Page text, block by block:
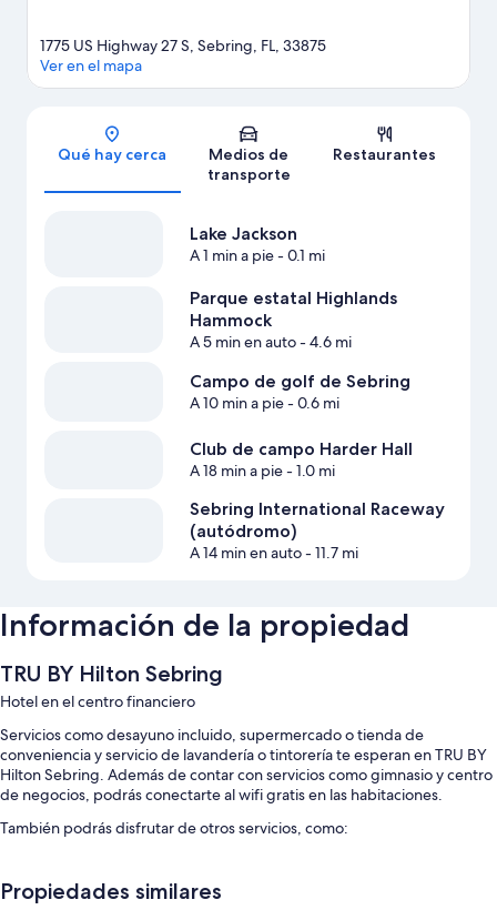
Sección del mapa
1775 US Highway 27 S, Sebring, FL, 33875
Ver en el mapa
Qué hay cerca
Medios de
transporte
Restaurantes
Lake Jackson
A 1 min a pie- 0.1 mi
Parque estatal Highlands
Hammock
A 5 min en auto- 4.6 mi
Campo de golf de Sebring
A 10 min a pie- 0.6 mi
Club de campo Harder Hall
A 18 min a pie- 1.0 mi
Sebring International Raceway
(autódromo)
A 14 min en auto- 11.7 mi
Información de la propiedad
TRU BY Hilton Sebring
Hotel en el centro financiero
Servicios como desayuno incluido, supermercado o tienda de
conveniencia y servicio de lavandería o tintorería te esperan en TRU BY
Hilton Sebring. Además de contar con servicios como gimnasio y centro
de negocios, podrás conectarte al wifi gratis en las habitaciones.
También podrás disfrutar de otros servicios, como:
Check-out exprés, check-in exprés y elevador
Propiedades similares